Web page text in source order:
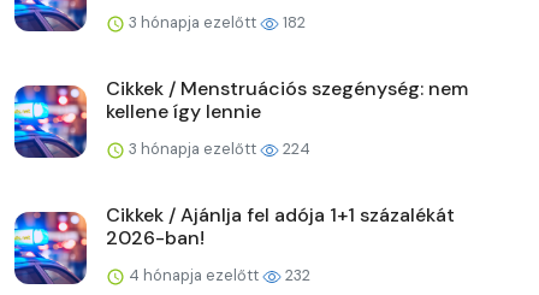
3 hónapja ezelőtt 182
Cikkek / Menstruációs szegénység: nem
kellene így lennie
3 hónapja ezelőtt 224
Cikkek / Ajánlja fel adója 1+1 százalékát
2026-ban!
4 hónapja ezelőtt 232